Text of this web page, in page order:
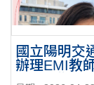
國立陽明交
辦理EMI教
南威爾斯大